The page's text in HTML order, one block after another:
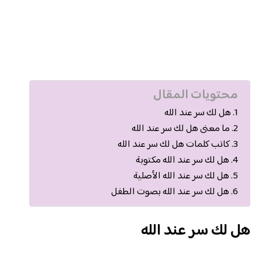
محتويات المقال
هل لك سر عند الله
ما معنى هل لك سر عند الله
كاتب كلمات هل لك سر عند الله
هل لك سر عند الله مكتوبة
هل لك سر عند الله الأصلية
هل لك سر عند الله بصوت الطفل
هل لك سر عند الله